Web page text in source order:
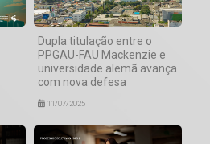
Dupla titulação entre o
PPGAU-FAU Mackenzie e
universidade alemã avança
com nova defesa
11/07/2025